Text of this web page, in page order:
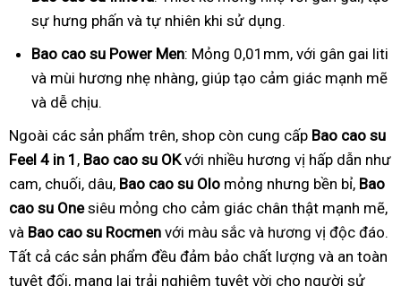
sự hưng phấn và tự nhiên khi sử dụng.
Bao cao su Power Men: Mỏng 0,01mm, với gân gai liti
và mùi hương nhẹ nhàng, giúp tạo cảm giác mạnh mẽ
và dễ chịu.
Ngoài các sản phẩm trên, shop còn cung cấp Bao cao su
Feel 4 in 1 , Bao cao su OKvới nhiều hương vị hấp dẫn như
cam, chuối, dâu, Bao cao su Olo mỏng nhưng bền bỉ, Bao
cao su Onesiêu mỏng cho cảm giác chân thật mạnh mẽ,
và Bao cao su Rocmen với màu sắc và hương vị độc đáo.
Tất cả các sản phẩm đều đảm bảo chất lượng và an toàn
tuyệt đối, mang lại trải nghiệm tuyệt vời cho người sử